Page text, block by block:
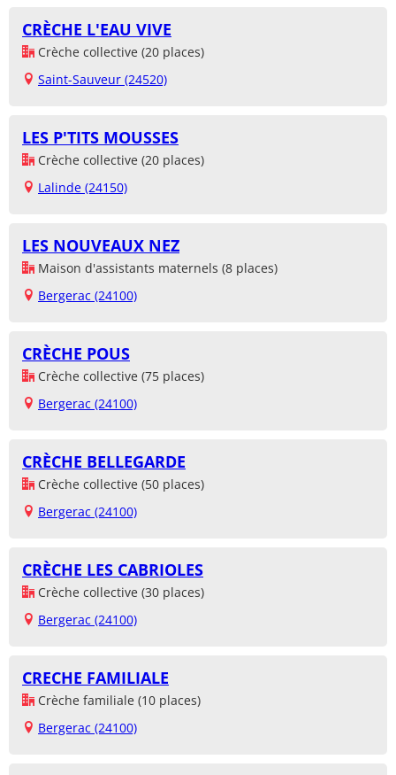
CRÈCHE L'EAU VIVE
Crèche collective (20 places)
Saint-Sauveur (24520)
LES P'TITS MOUSSES
Crèche collective (20 places)
Lalinde (24150)
LES NOUVEAUX NEZ
Maison d'assistants maternels (8 places)
Bergerac (24100)
CRÈCHE POUS
Crèche collective (75 places)
Bergerac (24100)
CRÈCHE BELLEGARDE
Crèche collective (50 places)
Bergerac (24100)
CRÈCHE LES CABRIOLES
Crèche collective (30 places)
Bergerac (24100)
CRECHE FAMILIALE
Crèche familiale (10 places)
Bergerac (24100)